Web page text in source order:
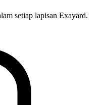
setiap lapisan Exayard.